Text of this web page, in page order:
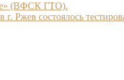
(ВФСК ГТО).
Ржев состоялось